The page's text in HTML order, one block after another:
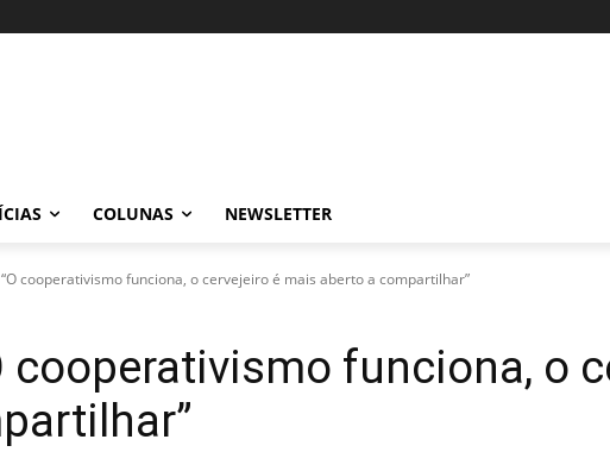
COLUNAS NEWSLETTER
cooperativismo funciona, o cervejeiro é mais aberto a compartilhar”
cooperativismo funciona, o